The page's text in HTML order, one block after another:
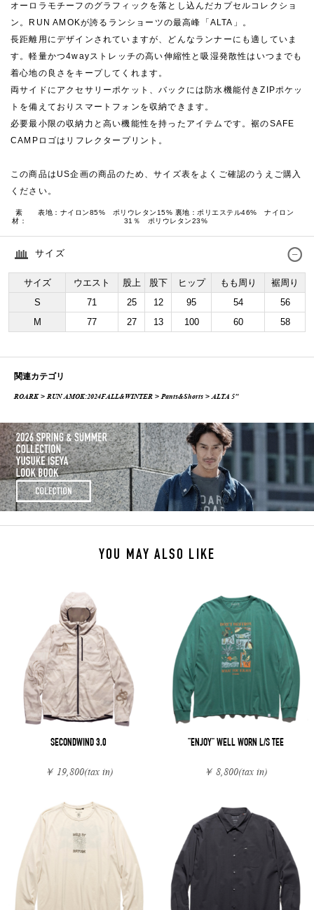
オーロラモチーフのグラフィックを落とし込んだカプセルコレクショ
ン。RUN AMOKが誇るランショーツの最高峰「ALTA」。
長距離用にデザインされていますが、どんなランナーにも適していま
す。軽量かつ4wayストレッチの高い伸縮性と吸湿発散性はいつまでも
着心地の良さをキープしてくれます。
両サイドにアクセサリーポケット、バックには防水機能付きZIPポケッ
トを備えておりスマートフォンを収納できます。
必要最小限の収納力と高い機能性を持ったアイテムです。裾のSAFE
CAMPロゴはリフレクタープリント。
この商品はUS企画の商品のため、サイズ表をよくご確認のうえご購入
ください。
素
材：
表地：ナイロン85% ポリウレタン15% 裏地：ポリエステル46% ナイロン
31％ ポリウレタン23%
サイズ
サイズ ウエスト 股上 股下 ヒップ もも周り
裾周り
S
71 25 12 95 54
56
M
77 27 13 100 60 58
関連カテゴリ
ROARK>RUN AMOK:2024FALL&WINTER >Pants&Shorts > ALTA 5"
YOU MAY ALSO LIKE
SECONDWIND 3.0
￥ 19,800(tax in)
"ENJOY" WELL WORN L/S TEE
￥ 8,800(tax in)